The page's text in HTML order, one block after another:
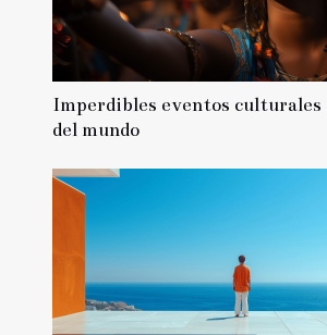
Imperdibles eventos culturales
del mundo